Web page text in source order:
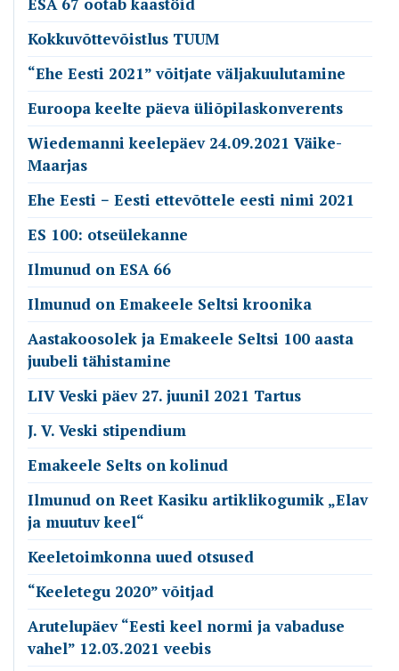
Kokkuvõttevõistlus TUUM
“Ehe Eesti 2021” võitjate väljakuulutamine
Euroopa keelte päeva üliõpilaskonverents
Wiedemanni keelepäev 24.09.2021 Väike-
Maarjas
Ehe Eesti − Eesti ettevõttele eesti nimi 2021
ES 100: otseülekanne
Ilmunud on ESA 66
Ilmunud on Emakeele Seltsi kroonika
Aastakoosolek ja Emakeele Seltsi 100 aasta
juubeli tähistamine
LIV Veski päev 27. juunil 2021 Tartus
J. V. Veski stipendium
Emakeele Selts on kolinud
Ilmunud on Reet Kasiku artiklikogumik „Elav
ja muutuv keel“
Keeletoimkonna uued otsused
“Keeletegu 2020” võitjad
Arutelupäev “Eesti keel normi ja vabaduse
vahel” 12.03.2021 veebis